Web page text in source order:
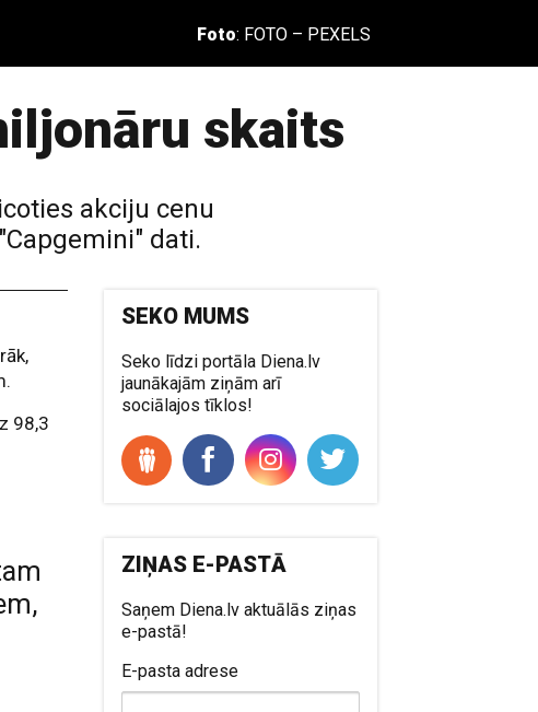
Foto: FOTO – PEXELS
skaits
akciju cenu
dati.
98,3
SEKO MUMS
Seko līdzi portāla Diena.lv
jaunākajām ziņām arī
sociālajos tīklos!
ZIŅAS E-PASTĀ
Saņem Diena.lv aktuālās ziņas
e-pastā!
E-pasta adrese